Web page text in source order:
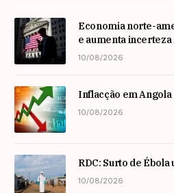
Economia norte-
e aumenta
10/08/2026
Inflacção em
10/08/2026
RDC: Surto de
10/08/2026